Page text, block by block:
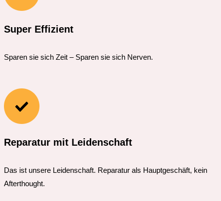
Super Effizient
Sparen sie sich Zeit – Sparen sie sich Nerven.
Reparatur mit Leidenschaft
Das ist unsere Leidenschaft. Reparatur als Hauptgeschäft, kein
Afterthought.